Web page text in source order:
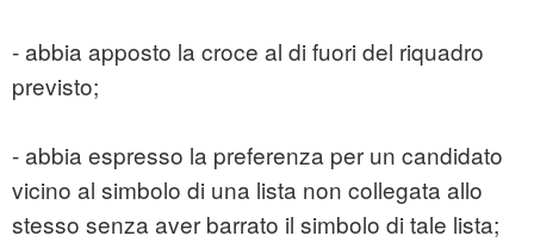
- abbia apposto la croce al di fuori del riquadro
previsto;
- abbia espresso la preferenza per un candidato
vicino al simbolo di una lista non collegata allo
stesso senza aver barrato il simbolo di tale lista;